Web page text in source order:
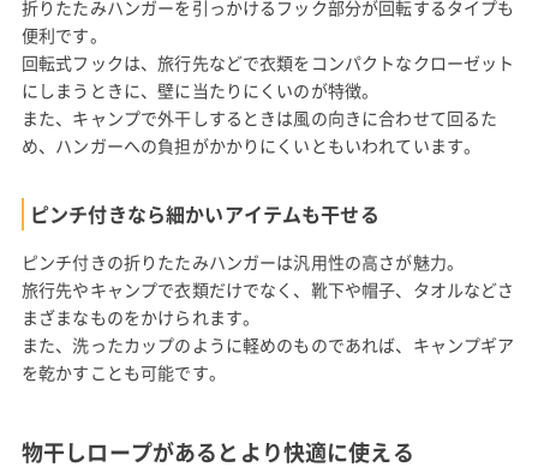
折りたたみハンガーを引っかけるフック部分が回転するタイプも
便利です。
回転式フックは、旅行先などで衣類をコンパクトなクローゼット
にしまうときに、壁に当たりにくいのが特徴。
また、キャンプで外干しするときは風の向きに合わせて回るた
め、ハンガーへの負担がかかりにくいともいわれています。
ピンチ付きなら細かいアイテムも干せる
ピンチ付きの折りたたみハンガーは汎用性の高さが魅力。
旅行先やキャンプで衣類だけでなく、靴下や帽子、タオルなどさ
まざまなものをかけられます。
また、洗ったカップのように軽めのものであれば、キャンプギア
を乾かすことも可能です。
物干しロープがあるとより快適に使える